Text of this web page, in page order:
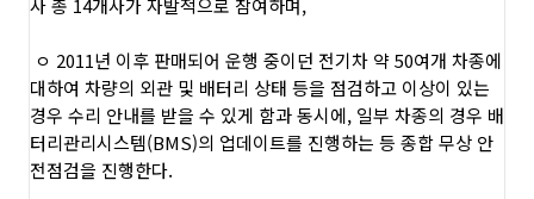
사총 14개사가자발적으로 참여하며,
ㅇ 2011년 이후 판매되어 운행 중이던 전기차 약 50여개 차종에
대하여 차량의 외관 및 배터리 상태 등을 점검하고 이상이 있는
경우 수리 안내를 받을 수 있게 함과 동시에, 일부 차종의 경우 배
터리관리시스템(BMS)의 업데이트를 진행하는 등 종합 무상 안
전점검을 진행한다.